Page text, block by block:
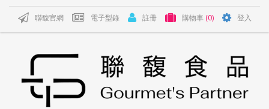
聯馥官網 電子型錄 註冊 購物車 (0) 登入